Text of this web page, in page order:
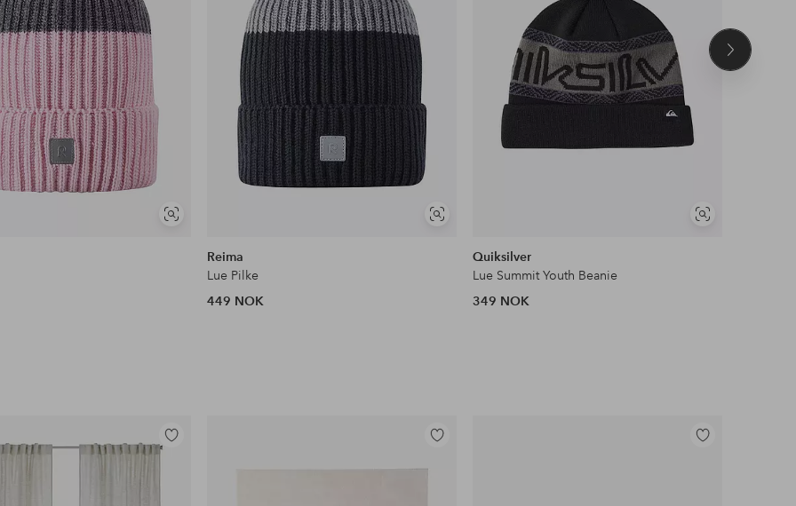
Vis
Vis
Reima
Lue Pilke
449 NOK
Vis
Quiksilver
Lue Summit Youth Beanie
349 NOK
Neste
Legg
Legg
Legg